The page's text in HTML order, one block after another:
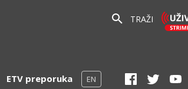
TRAŽI
ETV preporuka EN